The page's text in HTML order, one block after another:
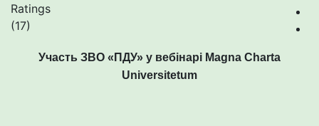
Ratings
(17)
Участь ЗВО «ПДУ» у вебінарі Magna Charta
Universitetum